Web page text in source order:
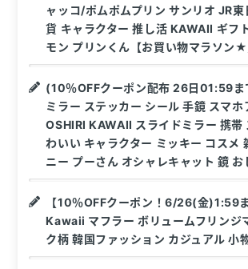
ャッコ/ポムポムプリン サンリオ JR
貨 キャラクター 推し活 KAWAII ギフ
モン プリンくん【お買い物マラソン★
(10％OFFクーポン配布 26日01:59ま
ミラー ステッカー シール 手鏡 スマホ
OSHIRI KAWAII スライドミラー 携帯
わいい キャラクター ミッキー コスメ
ニー プーさん オシャレキャット 鏡 お
【10％OFFクーポン！6/26(金)1:59
Kawaii マフラー ボリュームフリンジ
ク柄 韓国ファッション カジュアル 小